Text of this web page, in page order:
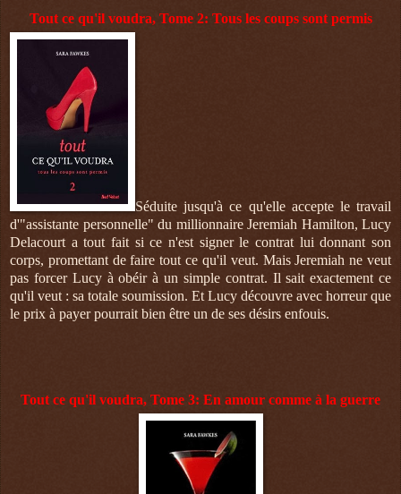
Tout ce qu'il voudra, Tome 2: Tous les coups sont permis
Séduite jusqu'à ce qu'elle accepte le travail
d'"assistante personnelle" du millionnaire Jeremiah Hamilton, Lucy
Delacourt a tout fait si ce n'est signer le contrat lui donnant son
corps, promettant de faire tout ce qu'il veut. Mais Jeremiah ne veut
pas forcer Lucy à obéir à un simple contrat. Il sait exactement ce
qu'il veut : sa totale soumission. Et Lucy découvre avec horreur que
le prix à payer pourrait bien être un de ses désirs enfouis.
Tout ce qu'il voudra, Tome 3: En amour comme à la guerre